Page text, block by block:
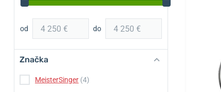
od do
Značka
MeisterSinger (4)